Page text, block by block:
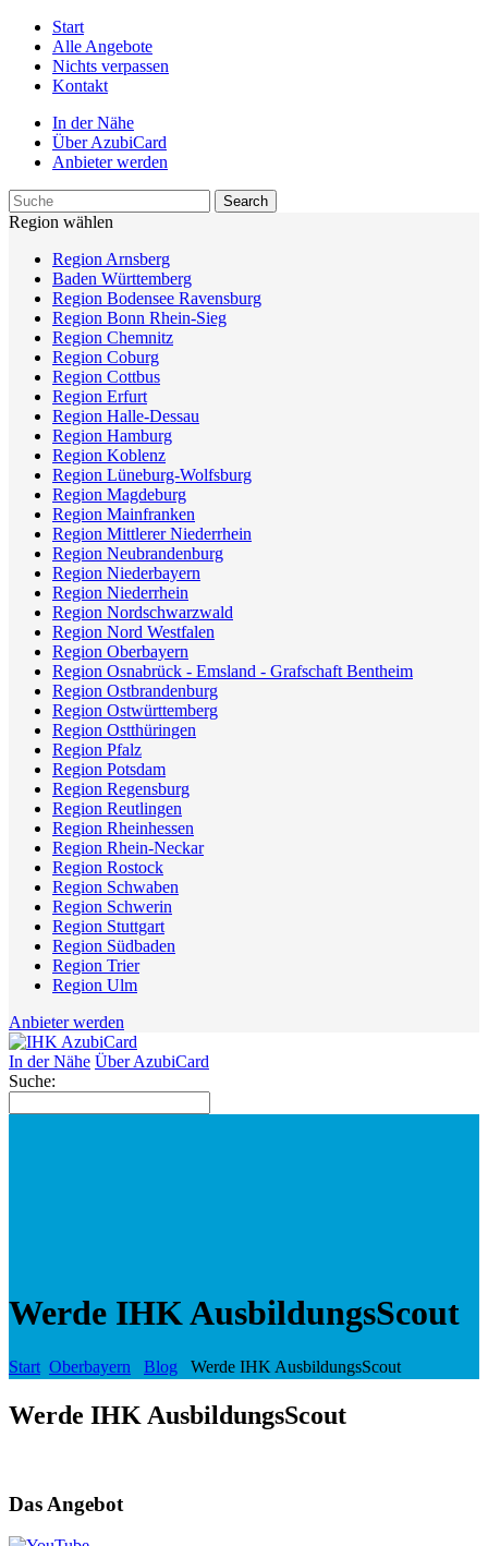
Start
Alle Angebote
Nichts verpassen
Kontakt
In der Nähe
Über AzubiCard
Anbieter werden
Region wählen
Region Arnsberg
Baden Württemberg
Region Bodensee Ravensburg
Region Bonn Rhein-Sieg
Region Chemnitz
Region Coburg
Region Cottbus
Region Erfurt
Region Halle-Dessau
Region Hamburg
Region Koblenz
Region Lüneburg-Wolfsburg
Region Magdeburg
Region Mainfranken
Region Mittlerer Niederrhein
Region Neubrandenburg
Region Niederbayern
Region Niederrhein
Region Nordschwarzwald
Region Nord Westfalen
Region Oberbayern
Region Osnabrück - Emsland - Grafschaft Bentheim
Region Ostbrandenburg
Region Ostwürttemberg
Region Ostthüringen
Region Pfalz
Region Potsdam
Region Regensburg
Region Reutlingen
Region Rheinhessen
Region Rhein-Neckar
Region Rostock
Region Schwaben
Region Schwerin
Region Stuttgart
Region Südbaden
Region Trier
Region Ulm
Anbieter werden
In der Nähe Über AzubiCard
Suche:
Werde IHK AusbildungsScout
Start Oberbayern Blog Werde IHK AusbildungsScout
Werde IHK AusbildungsScout
Das Angebot